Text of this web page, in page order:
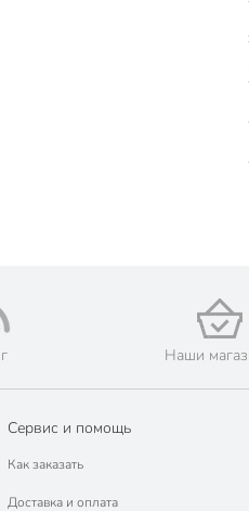
Наши
Сервис и помощь
Как заказать
Доставка и оплата